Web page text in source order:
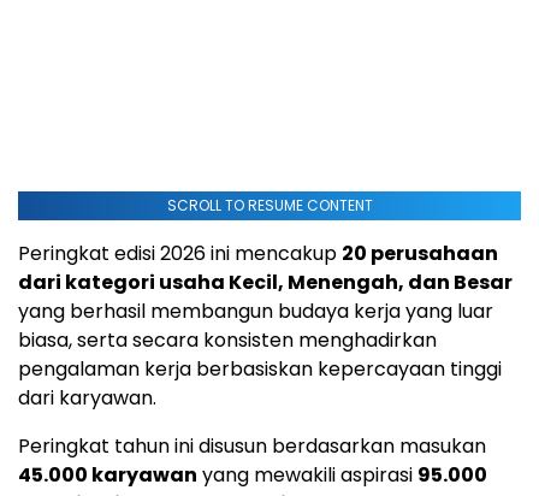
SCROLL TO RESUME CONTENT
Peringkat edisi 2026 ini mencakup 20 perusahaan
dari kategori usaha Kecil, Menengah, dan Besar
yang berhasil membangun budaya kerja yang luar
biasa, serta secara konsisten menghadirkan
pengalaman kerja berbasiskan kepercayaan tinggi
dari karyawan.
Peringkat tahun ini disusun berdasarkan masukan
45.000 karyawan yang mewakili aspirasi 95.000